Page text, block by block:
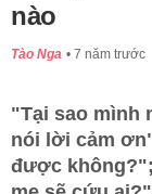
nào
Tào Nga 7 năm trước
"Tại sao mình
nói lời cảm
được